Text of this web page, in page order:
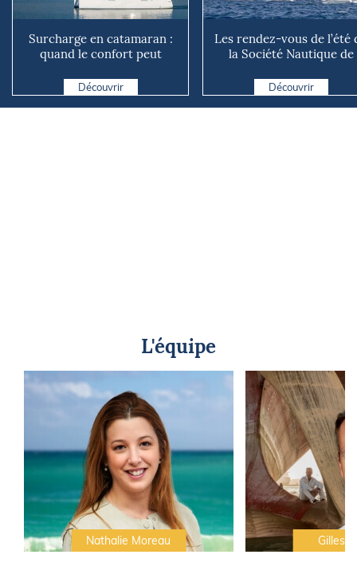
Surcharge en catamaran :
quand le confort peut
Découvrir
Les rendez-vous de l’été
la Société Nautique de
Découvrir
L'équipe
Nathalie Moreau Gilles